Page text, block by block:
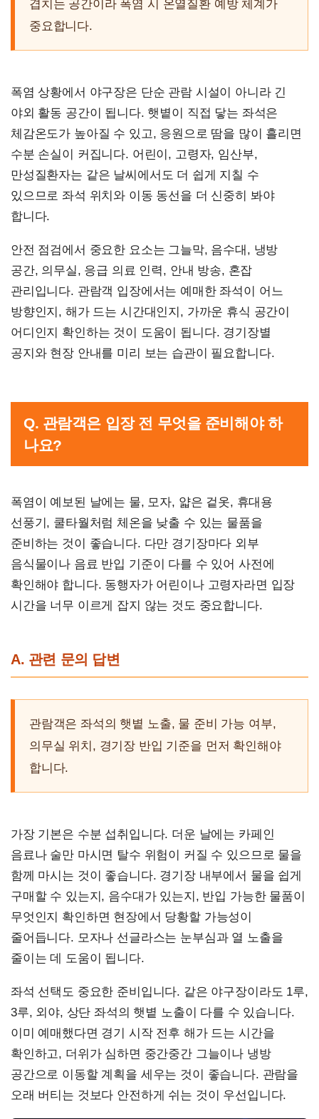
겹치는 공간이라 폭염 시 온열질환 예방 체계가
중요합니다.
폭염 상황에서 야구장은 단순 관람 시설이 아니라 긴
야외 활동 공간이 됩니다. 햇볕이 직접 닿는 좌석은
체감온도가 높아질 수 있고, 응원으로 땀을 많이 흘리면
수분 손실이 커집니다. 어린이, 고령자, 임산부,
만성질환자는 같은 날씨에서도 더 쉽게 지칠 수
있으므로 좌석 위치와 이동 동선을 더 신중히 봐야
합니다.
안전 점검에서 중요한 요소는 그늘막, 음수대, 냉방
공간, 의무실, 응급 의료 인력, 안내 방송, 혼잡
관리입니다. 관람객 입장에서는 예매한 좌석이 어느
방향인지, 해가 드는 시간대인지, 가까운 휴식 공간이
어디인지 확인하는 것이 도움이 됩니다. 경기장별
공지와 현장 안내를 미리 보는 습관이 필요합니다.
Q. 관람객은 입장 전 무엇을 준비해야 하
나요?
폭염이 예보된 날에는 물, 모자, 얇은 겉옷, 휴대용
선풍기, 쿨타월처럼 체온을 낮출 수 있는 물품을
준비하는 것이 좋습니다. 다만 경기장마다 외부
음식물이나 음료 반입 기준이 다를 수 있어 사전에
확인해야 합니다. 동행자가 어린이나 고령자라면 입장
시간을 너무 이르게 잡지 않는 것도 중요합니다.
A. 관련 문의 답변
관람객은 좌석의 햇볕 노출, 물 준비 가능 여부,
의무실 위치, 경기장 반입 기준을 먼저 확인해야
합니다.
가장 기본은 수분 섭취입니다. 더운 날에는 카페인
음료나 술만 마시면 탈수 위험이 커질 수 있으므로 물을
함께 마시는 것이 좋습니다. 경기장 내부에서 물을 쉽게
구매할 수 있는지, 음수대가 있는지, 반입 가능한 물품이
무엇인지 확인하면 현장에서 당황할 가능성이
줄어듭니다. 모자나 선글라스는 눈부심과 열 노출을
줄이는 데 도움이 됩니다.
좌석 선택도 중요한 준비입니다. 같은 야구장이라도 1루,
3루, 외야, 상단 좌석의 햇볕 노출이 다를 수 있습니다.
이미 예매했다면 경기 시작 전후 해가 드는 시간을
확인하고, 더위가 심하면 중간중간 그늘이나 냉방
공간으로 이동할 계획을 세우는 것이 좋습니다. 관람을
오래 버티는 것보다 안전하게 쉬는 것이 우선입니다.